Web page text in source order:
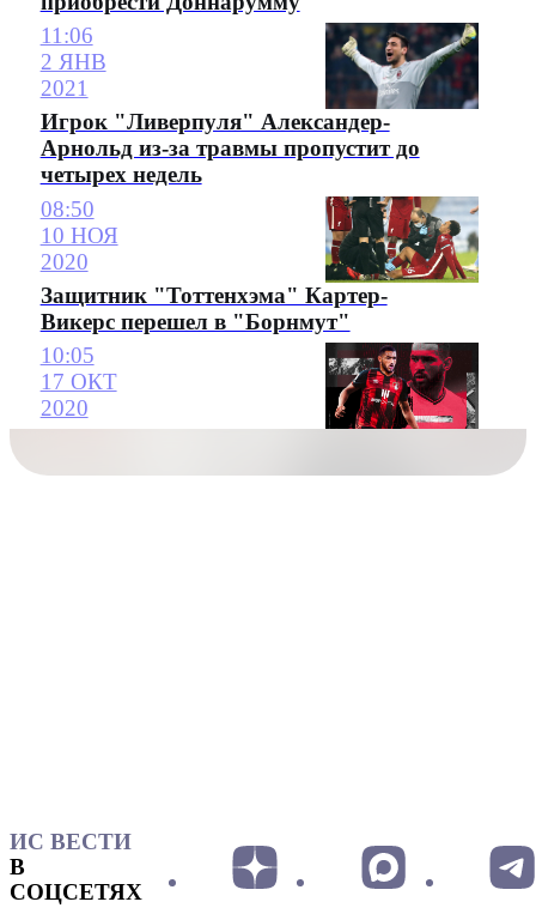
11:06
2 ЯНВ
2021
Игрок "Ливерпуля" Александер-
Арнольд из-за травмы пропустит до
четырех недель
08:50
10 НОЯ
2020
Защитник "Тоттенхэма" Картер-
Викерс перешел в "Борнмут"
10:05
17 ОКТ
2020
ИС ВЕСТИ
В
СОЦСЕТЯХ